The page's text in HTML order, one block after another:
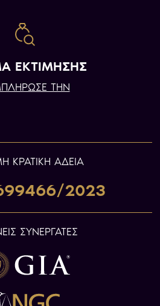
ΕΚΤΙΜΗΣΗΣ
ΤΗΝ
ΚΡΑΤΙΚΗ ΑΔΕΙΑ
2023
ΣΥΝΕΡΓΑΤΕΣ